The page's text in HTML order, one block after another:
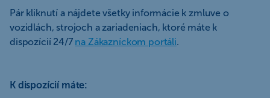
Pár kliknutí a nájdete všetky informácie k zmluve o
vozidlách, strojoch a zariadeniach, ktoré máte k
dispozícií 24/7 na Zákazníckom portáli.
K dispozícií máte: